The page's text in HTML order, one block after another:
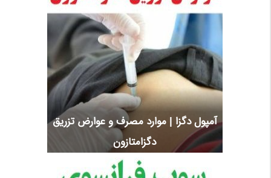
آمپول دگزا | موارد مصرف و عوارض تزریق
دگزامتازون